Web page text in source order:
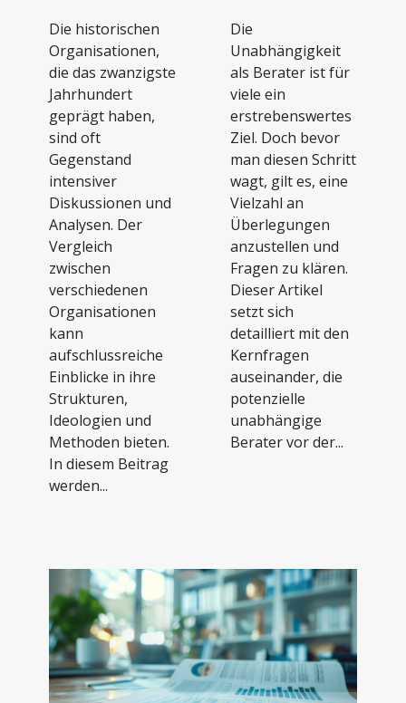
Die historischen
Organisationen,
die das zwanzigste
Jahrhundert
geprägt haben,
sind oft
Gegenstand
intensiver
Diskussionen und
Analysen. Der
Vergleich
zwischen
verschiedenen
Organisationen
kann
aufschlussreiche
Einblicke in ihre
Strukturen,
Ideologien und
Methoden bieten.
In diesem Beitrag
werden...
Die
Unabhängigkeit
als Berater ist für
viele ein
erstrebenswertes
Ziel. Doch bevor
man diesen Schritt
wagt, gilt es, eine
Vielzahl an
Überlegungen
anzustellen und
Fragen zu klären.
Dieser Artikel
setzt sich
detailliert mit den
Kernfragen
auseinander, die
potenzielle
unabhängige
Berater vor der...